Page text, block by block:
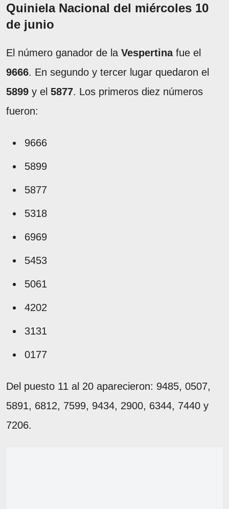
Quiniela Nacional del miércoles 10
de junio
El número ganador de la Vespertinafue el
9666. En segundo y tercer lugar quedaron el
5899 y el 5877. Los primeros diez números
fueron:
9666
5899
5877
5318
6969
5453
5061
4202
3131
0177
Del puesto 11 al 20 aparecieron: 9485, 0507,
5891, 6812, 7599, 9434, 2900, 6344, 7440 y
7206.